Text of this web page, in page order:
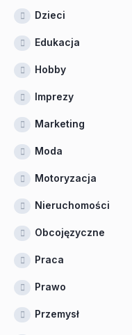
Dzieci
Edukacja
Hobby
Imprezy
Marketing
Moda
Motoryzacja
Nieruchomości
Obcojęzyczne
Praca
Prawo
Przemysł